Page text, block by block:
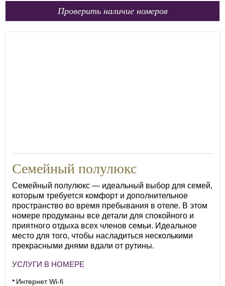
Проверить наличие номеров
Семейный полулюкс
Семейный полулюкс — идеальный выбор для семей,
которым требуется комфорт и дополнительное
пространство во время пребывания в отеле. В этом
номере продуманы все детали для спокойного и
приятного отдыха всех членов семьи. Идеальное
место для того, чтобы насладиться несколькими
прекрасными днями вдали от рутины.
УСЛУГИ В НОМЕРЕ
Интернет Wi-fi